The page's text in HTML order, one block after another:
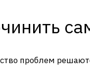
проблем